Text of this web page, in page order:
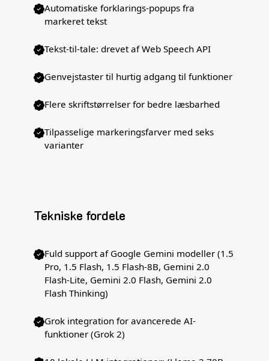
Automatiske forklarings-popups fra
markeret tekst
Tekst-til-tale: drevet af Web Speech API
Genvejstaster til hurtig adgang til funktioner
Flere skriftstørrelser for bedre læsbarhed
Tilpasselige markeringsfarver med seks
varianter
Tekniske fordele
Fuld support af Google Gemini modeller (1.5
Pro, 1.5 Flash, 1.5 Flash-8B, Gemini 2.0
Flash-Lite, Gemini 2.0 Flash, Gemini 2.0
Flash Thinking)
Grok integration for avancerede AI-
funktioner (Grok 2)